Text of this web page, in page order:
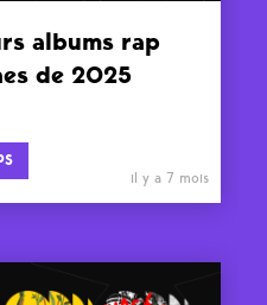
albums rap
de 2025
il y a 7 mois